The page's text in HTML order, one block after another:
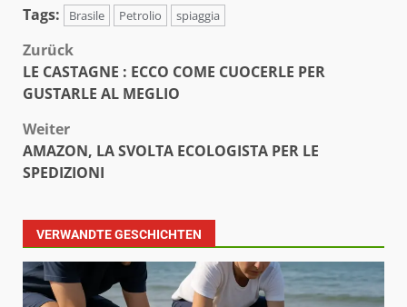
Tags: Brasile Petrolio spiaggia
Beitragsnavigation
Zurück
LE CASTAGNE : ECCO COME CUOCERLE PER
GUSTARLE AL MEGLIO
Weiter
AMAZON, LA SVOLTA ECOLOGISTA PER LE
SPEDIZIONI
VERWANDTE GESCHICHTEN